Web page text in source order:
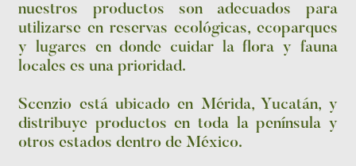
nuestros productos son adecuados para
utilizarse en reservas ecológicas, ecoparques
y lugares en donde cuidar la flora y fauna
locales es una prioridad.
Scenzio está ubicado en Mérida, Yucatán, y
distribuye productos en toda la península y
otros estados dentro de México.